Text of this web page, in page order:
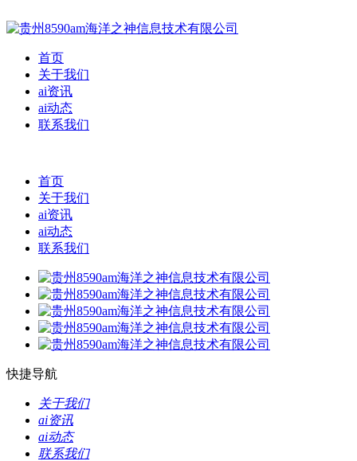
首页
关于我们
ai资讯
ai动态
联系我们
首页
关于我们
ai资讯
ai动态
联系我们
快捷导航
关于我们
ai资讯
ai动态
联系我们